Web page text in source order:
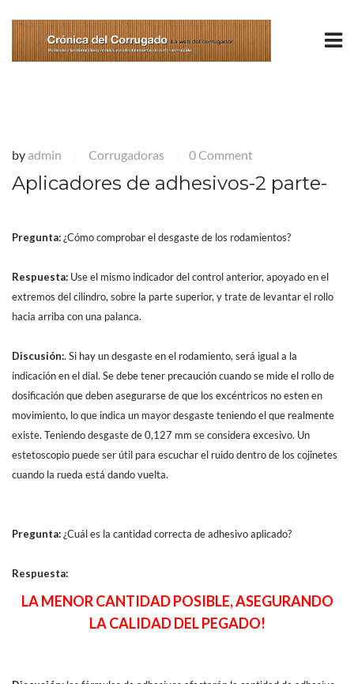
by admin Corrugadoras 0 Comment
Aplicadores de adhesivos-2 parte-
Pregunta:¿Cómo comprobar el desgaste de los rodamientos?
Respuesta: Use el mismo indicador del control anterior, apoyado en el
extremos del cilindro, sobre la parte superior, y trate de levantar el rollo
hacia arriba con una palanca.
Discusión:. Si hay un desgaste en el rodamiento, será igual a la
indicación en el dial. Se debe tener precaución cuando se mide el rollo de
dosificación que deben asegurarse de que los excéntricos no esten en
movimiento, lo que indica un mayor desgaste teniendo el que realmente
existe. Teniendo desgaste de 0,127 mm se considera excesivo. Un
estetoscopio puede ser útil para escuchar el ruido dentro de los cojinetes
cuando la rueda está dando vuelta.
Pregunta:¿Cuál es la cantidad correcta de adhesivo aplicado?
Respuesta:
LA MENOR CANTIDAD POSIBLE, ASEGURANDO
LA CALIDAD DEL PEGADO!